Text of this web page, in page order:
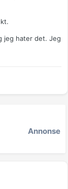
jeg hater det. Jeg
Annonse